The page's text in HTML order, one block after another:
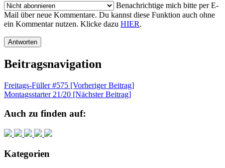
Benachrichtige mich bitte per E-
Mail über neue Kommentare. Du kannst diese Funktion auch ohne
ein Kommentar nutzen. Klicke dazu HIER.
Beitragsnavigation
Freitags-Füller #575 [Vorheriger Beitrag]
Montagsstarter 21/20 [Nächster Beitrag]
Auch zu finden auf:
Kategorien